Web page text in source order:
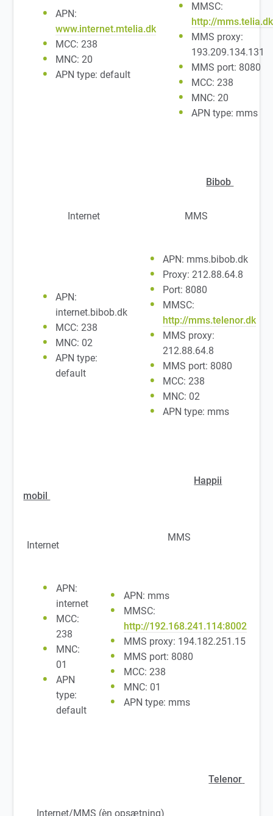
APN:
www.internet.mtelia.dk
MCC: 238
MNC: 20
APN type: default
MMSC:
http://mms.telia.dk
MMS proxy:
193.209.134.131
MMS port: 8080
MCC: 238
MNC: 20
APN type: mms
Bibob
Internet MMS
APN:
internet.bibob.dk
MCC: 238
MNC: 02
APN type:
default
APN: mms.bibob.dk
Proxy: 212.88.64.8
Port: 8080
MMSC:
http://mms.telenor.dk
MMS proxy:
212.88.64.8
MMS port: 8080
MCC: 238
MNC: 02
APN type: mms
Happii
mobil
Internet
MMS
APN:
internet
MCC:
238
MNC:
01
APN
type:
default
APN: mms
MMSC:
http://192.168.241.114:8002
MMS proxy: 194.182.251.15
MMS port: 8080
MCC: 238
MNC: 01
APN type: mms
Telenor
Internet/MMS (èn opsætning)